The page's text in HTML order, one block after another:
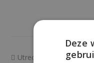
previous
Utrecht
Deze